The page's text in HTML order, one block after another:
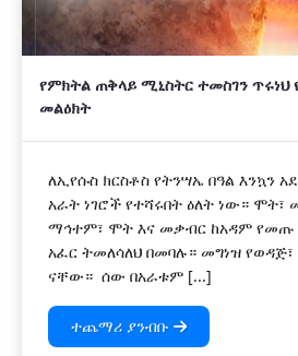
የምክትል ጠቅላይ ሚኒስትር ተመስገን ጥሩነህ
መልዕክት
ለኢየሱስ ክርስቶስ የትንሣኤ በዓል እንኳን
አራት ነገሮች የተሻሩበት ዕለት ነው። ሞት፣
ማኅተም፣ ሞት እና መቃብር ከአዳም
አፈር ትመለሳለህ በመባሉ። መግነዝ
ናቸው። ሰው በአራቱም [...]
ተጨማሪ ያንብቡ